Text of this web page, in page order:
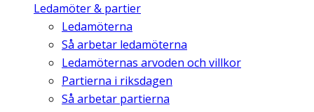
Ledamöter & partier
Ledamöterna
Så arbetar ledamöterna
Ledamöternas arvoden och villkor
Partierna i riksdagen
Så arbetar partierna